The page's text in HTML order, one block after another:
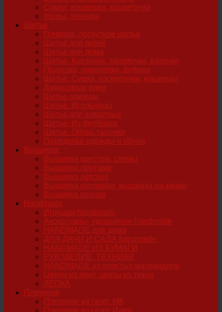
Сумки, кошельки, косметички
Узоры, техника
Шитье
Пэчворк, лоскутное шитье
Шитье для детей
Шитье для дома
Шитье. Корзинки, тарелочки, вазочки
Подушки, наволочки, пуфики
Шитье. Сумки, косметички, кошельки
Джинсовые идеи
Шитье одежды
Шитье. Игольницы
Шитье для животных
Шитье. Из футболок
Шитье. Обувь,тапочки
Переделка одежды и обуви
Вышивка
Вышивка крестом, схемы
Вышивка лентами
Вышивка детская
Вышивка ковровая, вышивка на канве
Вышивка разная
Handmade
Игрушки handmade
Аксессуары, украшения handmade
HANDMADE для дома
ДЛЯ ДАЧИ И САДА handmade
HANDMADE ИЗ БУМАГИ
РУКОДЕЛИЕ. ТЕХНИКИ
HANDMADE из простых материалов
Цветы из лент, цветы из ткани
ЛЕПКА
Плетение
Плетение из газет. МК
Плетение из газет. Идеи